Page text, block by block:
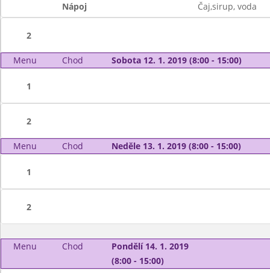
Nápoj
Čaj,sirup, voda
2
Menu Chod Sobota 12. 1. 2019 (8:00 - 15:00)
1
2
Menu Chod Neděle 13. 1. 2019 (8:00 - 15:00)
1
2
Menu Chod
Pondělí 14. 1. 2019
(8:00 - 15:00)